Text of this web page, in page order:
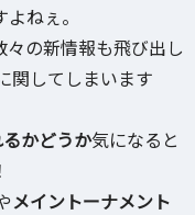
ねぇ。
の新情報も飛び出し
関してしまいます
かどうか気になると
メイントーナメント